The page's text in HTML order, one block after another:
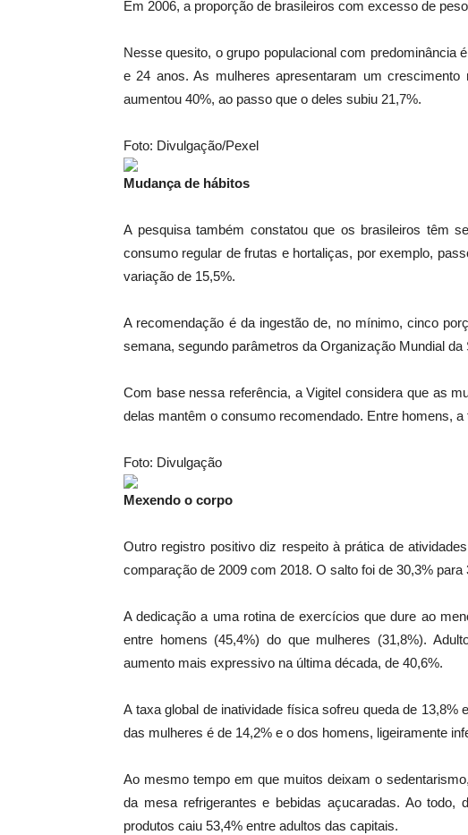
Em 2006, a proporção de brasileiros com excesso de
Nesse quesito, o grupo populacional com predominância
e 24 anos. As mulheres apresentaram um
aumentou 40%, ao passo que o deles subiu 21,7%.
Foto: Divulgação/Pexel
Mudança de hábitos
A pesquisa também constatou que os brasileiros têm
consumo regular de frutas e hortaliças, por exemplo,
variação de 15,5%.
A recomendação é da ingestão de, no mínimo, cinco
semana, segundo parâmetros da Organização Mundial da
Com base nessa referência, a Vigitel considera que as
delas mantêm o consumo recomendado. Entre homens,
Foto: Divulgação
Mexendo o corpo
Outro registro positivo diz respeito à prática de
comparação de 2009 com 2018. O salto foi de 30,3% para
A dedicação a uma rotina de exercícios que dure ao
entre homens (45,4%) do que mulheres (31,8%).
aumento mais expressivo na última década, de 40,6%.
A taxa global de inatividade física sofreu queda de 13,8%
das mulheres é de 14,2% e o dos homens, ligeiramente
Ao mesmo tempo em que muitos deixam o
da mesa refrigerantes e bebidas açucaradas. Ao
produtos caiu 53,4% entre adultos das capitais.